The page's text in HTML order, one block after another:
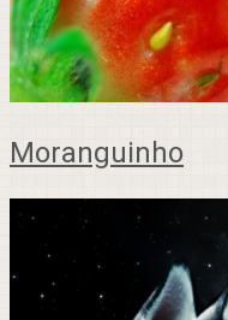
Moranguinho